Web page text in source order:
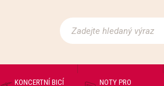
KONCERTNÍ BICÍ
NOTY PRO